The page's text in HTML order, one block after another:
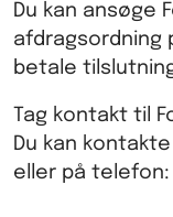
Du kan ansøge
afdragsordning
betale
Tag kontakt til
Du kan
eller på telefon: